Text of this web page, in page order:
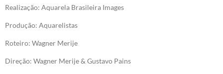
Realização: Aquarela Brasileira Images
Produção: Aquarelistas
Roteiro: Wagner Merije
Direção: Wagner Merije & Gustavo Pains